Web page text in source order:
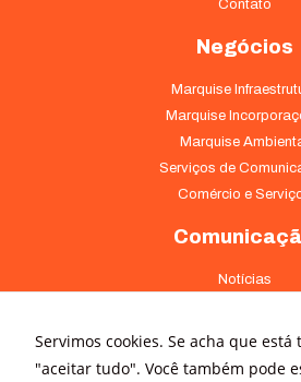
Contato
Negócios
Marquise
Marquise
Marquise
Serviços de
Comércio e
Notícias
Servimos cookies. Se acha que
"aceitar tudo". Você também pode